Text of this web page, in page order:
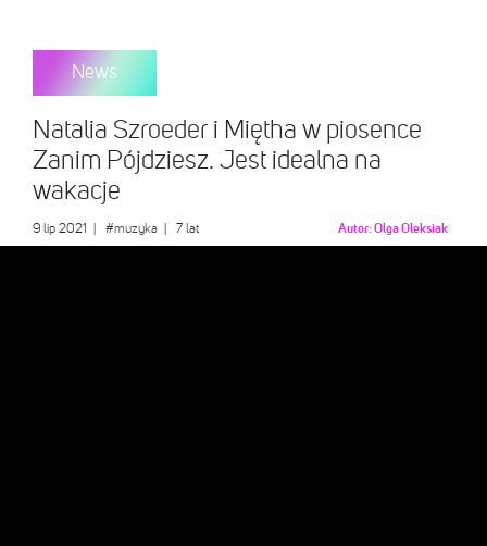
News
Natalia Szroeder i Miętha w piosence
Zanim Pójdziesz. Jest idealna na
wakacje
9 lip 2021 #muzyka | 7 lat Autor:Olga Oleksiak